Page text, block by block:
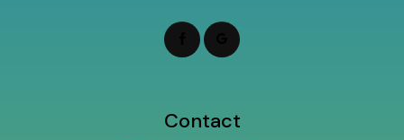
Contact